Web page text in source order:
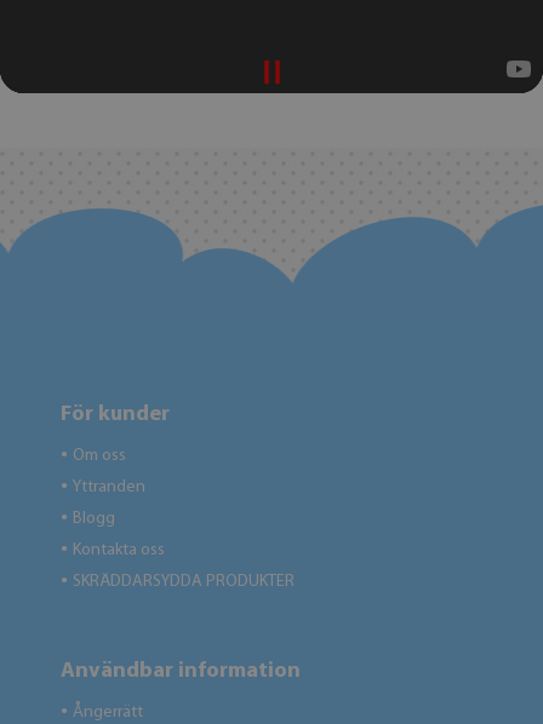
För kunder
● Om oss
● Yttranden
● Blogg
● Kontakta oss
● SKRÄDDARSYDDA PRODUKTER
Användbar information
● Ångerrätt